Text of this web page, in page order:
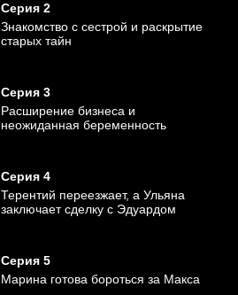
Серия 2
Знакомство с сестрой и раскрытие
старых тайн
Серия 3
Расширение бизнеса и
неожиданная беременность
Серия 4
Терентий переезжает, а Ульяна
заключает сделку с Эдуардом
Серия 5
Марина готова бороться за Макса